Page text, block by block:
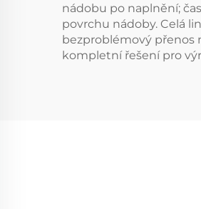
nádobu po naplnění;
povrchu nádoby. Celá
bezproblémový přenos
kompletní řešení pro